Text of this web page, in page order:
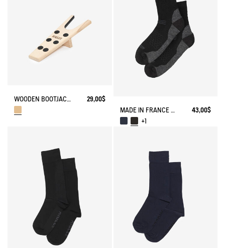
WOODEN BOOTJACKS
29,00$
MADE IN FRANCE MERINOS WOOL SOCKS
43,00$
+1